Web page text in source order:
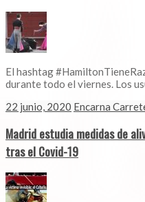
El hashtag
durante todo el viernes. Los
22 junio, 2020 Encarna
Madrid estudia medidas de
tras el Covid-19